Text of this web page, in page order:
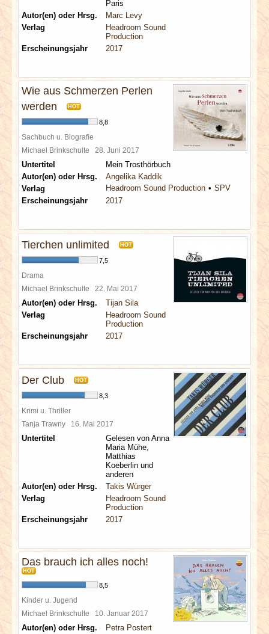
Paris
Autor(en) oder Hrsg.
Marc Levy
Verlag
Headroom Sound
Production
Erscheinungsjahr
2017
Wie aus Schmerzen Perlen
werden
HOT
8,8
Sachbuch u. Biografie
Michael Brinkschulte 28. Juni 2017
Untertitel
Mein Trosthörbuch
Autor(en) oder Hrsg.
Angelika Kaddik
Verlag
Headroom Sound Production
SPV
Erscheinungsjahr
2017
Tierchen unlimited HOT
7,5
Drama
Michael Brinkschulte 22. Mai 2017
Autor(en) oder Hrsg.
Tijan Sila
Verlag
Headroom Sound
Production
Erscheinungsjahr
2017
Der Club HOT
8,3
Krimi u. Thriller
Tanja Trawny 16. Mai 2017
Untertitel
Gelesen von Anna
Maria Mühe,
Matthias
Koeberlin und
anderen
Autor(en) oder Hrsg.
Takis Würger
Verlag
Headroom Sound
Production
Erscheinungsjahr
2017
Das brauch ich alles noch!
HOT
8,5
Kinder u. Jugend
Michael Brinkschulte 10. Januar 2017
Autor(en) oder Hrsg.
Petra Postert